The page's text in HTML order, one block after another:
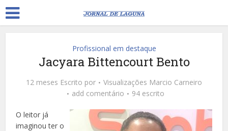
Profissional em destaque
Jacyara Bittencourt Bento
12 meses Escrito por Visualizações Marcio Carneiro
add comentário
94 escrito
O leitor já
imaginou ter o